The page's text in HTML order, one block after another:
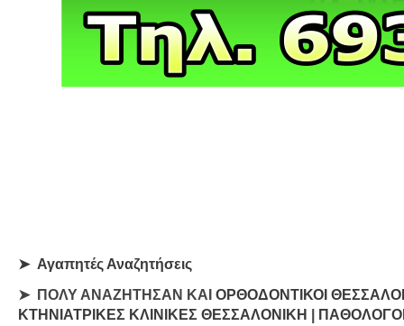
➤ Αγαπητές Αναζητήσεις
➤ ΠΟΛΥ ΑΝΑΖΗΤΗΣΑΝ ΚΑΙ ΟΡΘΟΔΟΝΤΙΚΟΙ
ΚΤΗΝΙΑΤΡΙΚΕΣ ΚΛΙΝΙΚΕΣ ΘΕΣΣΑΛΟΝΙΚΗ